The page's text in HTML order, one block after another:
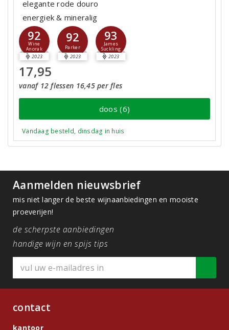
elegante rode douro
energiek & mineralig
92
Wine
Anorak
2023
92
Parker
2023
93
James
Suckling
2023
17,95
vanaf 12 flessen 16,45 per fles
doos (6)
Vandaag besteld, dinsdag in huis
Aanmelden nieuwsbrief
mis niet langer de beste wijnaanbiedingen en mooiste
proeverijen!
de scherpste aanbiedingen
handige wijn en spijs tips
contact
kantoor